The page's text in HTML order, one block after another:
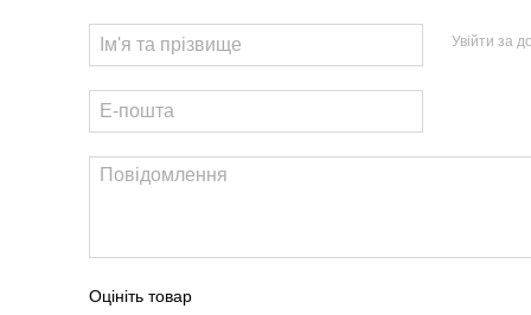
Увійти за
Оцініть товар